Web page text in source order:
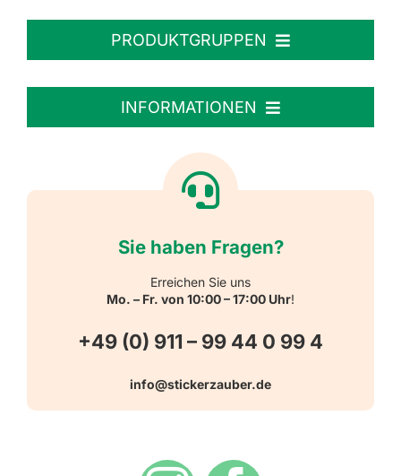
PRODUKTGRUPPEN
Personalisierte Aufkleber
Reflektierende Aufkleber
Warn-, Gebots-, Verbots- und
Hinweisaufkleber
INFORMATIONEN
Versandarten
Sie haben Fragen?
Erreichen Sie uns
Mo. – Fr. von 10:00 – 17:00 Uhr!
+49 (0) 911 – 99 44 0 99 4
info@stickerzauber.de